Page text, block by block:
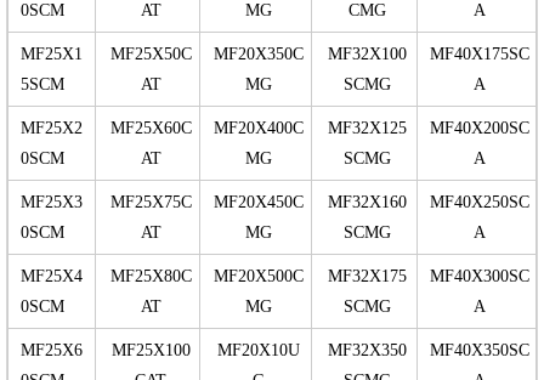
0SCM
AT
MG
CMG
A
MF25X1
5SCM
MF25X50C
AT
MF20X350C
MG
MF32X100
SCMG
MF40X175SC
A
MF25X2
0SCM
MF25X60C
AT
MF20X400C
MG
MF32X125
SCMG
MF40X200SC
A
MF25X3
0SCM
MF25X75C
AT
MF20X450C
MG
MF32X160
SCMG
MF40X250SC
A
MF25X4
0SCM
MF25X80C
AT
MF20X500C
MG
MF32X175
SCMG
MF40X300SC
A
MF25X6
MF25X100
MF20X10U
MF32X350
MF40X350SC